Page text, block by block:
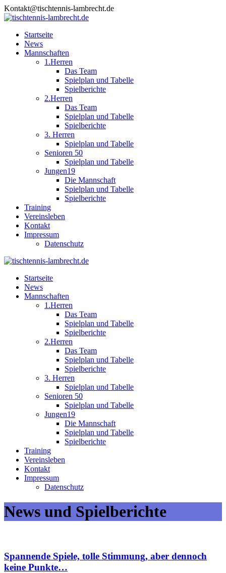
Skip
to
Kontakt@tischtennis-lambrecht.de
Startseite
News
Mannschaften
1.Herren
Das Team
Spielplan und Tabelle
Spielberichte
2.Herren
Das Team
Spielplan und Tabelle
Spielberichte
3. Herren
Spielplan und Tabelle
Senioren 50
Spielplan und Tabelle
Jungen19
Die Mannschaft
Spielplan und Tabelle
Spielberichte
Training
Vereinsleben
Kontakt
Impressum
Datenschutz
Startseite
News
Mannschaften
1.Herren
Das Team
Spielplan und Tabelle
Spielberichte
2.Herren
Das Team
Spielplan und Tabelle
Spielberichte
3. Herren
Spielplan und Tabelle
Senioren 50
Spielplan und Tabelle
Jungen19
Die Mannschaft
Spielplan und Tabelle
Spielberichte
Training
Vereinsleben
Kontakt
Impressum
Datenschutz
News und Spielberichte
Spannende Spiele, tolle Stimmung, aber dennoch
keine Punkte…